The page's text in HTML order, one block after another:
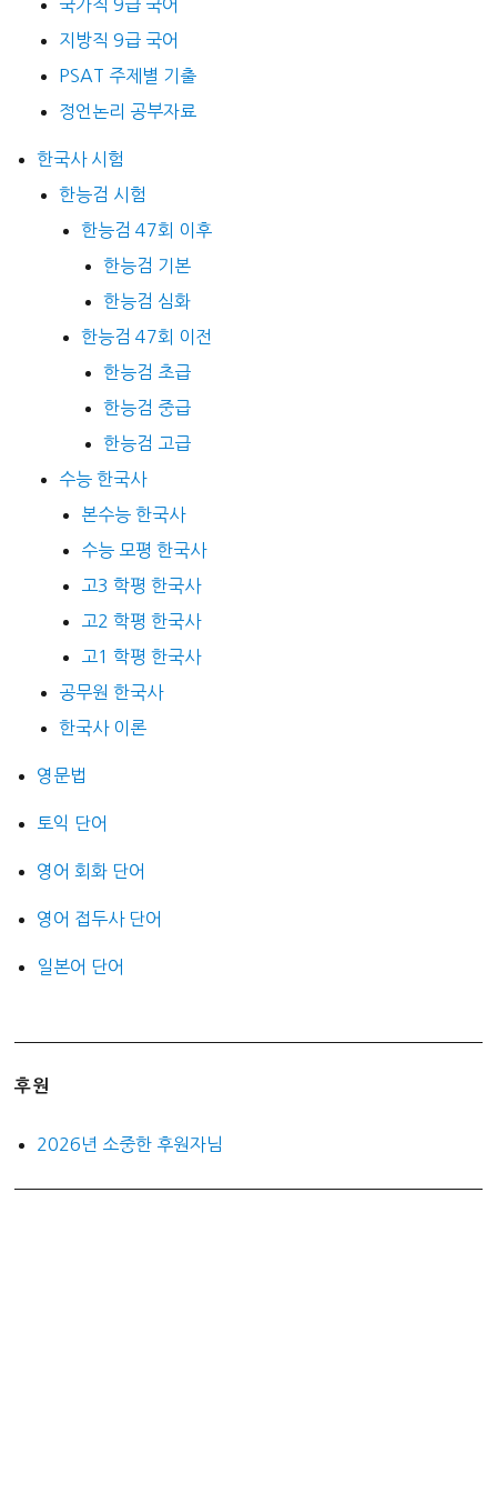
국가직 9급 국어
지방직 9급 국어
PSAT 주제별 기출
정언논리 공부자료
한국사 시험
한능검 시험
한능검 47회 이후
한능검 기본
한능검 심화
한능검 47회 이전
한능검 초급
한능검 중급
한능검 고급
수능 한국사
본수능 한국사
수능 모평 한국사
고3 학평 한국사
고2 학평 한국사
고1 학평 한국사
공무원 한국사
한국사 이론
영문법
토익 단어
영어 회화 단어
영어 접두사 단어
일본어 단어
후원
2026년 소중한 후원자님